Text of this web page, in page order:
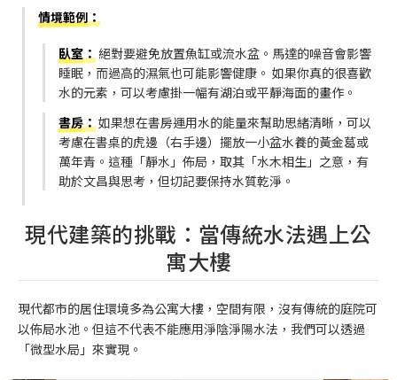
情境範例：
臥室：絕對要避免放置魚缸或流水盆。馬達的噪音會影響
睡眠，而過高的濕氣也可能影響健康。 如果你真的很喜歡
水的元素，可以考慮掛一幅有湖泊或平靜海面的畫作。
書房：如果想在書房運用水的能量來幫助思緒清晰，可以
考慮在書桌的虎邊（右手邊）擺放一小盆水養的黃金葛或
萬年青。這種「靜水」佈局，取其「水木相生」之意，有
助於文昌與思考，但切記要保持水質乾淨。
現代建築的挑戰：當傳統水法遇上公
寓大樓
現代都市的居住環境多為公寓大樓，空間有限，沒有傳統的庭院可
以佈局水池。但這不代表不能應用淨陰淨陽水法，我們可以透過
「微型水局」來實現。